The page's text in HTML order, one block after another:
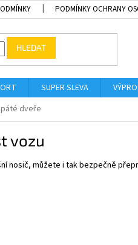
PODMÍNKY OCHRANY
HLEDAT
SUPER SLEVA
dveře
vozu
nosič, můžete i tak bezpečně